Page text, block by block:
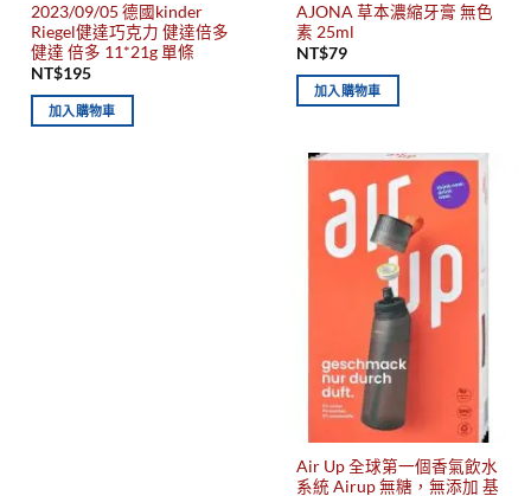
2023/09/05 德國kinder
Riegel健達巧克力 健達倍多
健達 倍多 11*21g 單條
NT$195
加入購物車
AJONA 草本濃縮牙膏 無色
素 25ml
NT$79
加入購物車
Air Up 全球第一個香氣飲水
系統 Airup 無糖，無添加 基